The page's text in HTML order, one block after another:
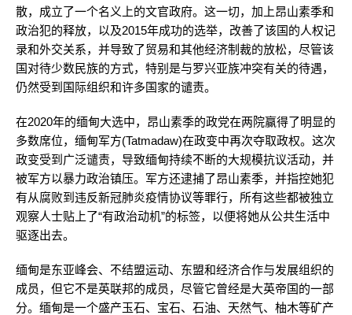
散，成立了一个名义上的文官政府。这一切，加上昂山素季和
政治犯的释放，以及2015年成功的选举，改善了该国的人权记
录和外交关系，并导致了贸易和其他经济制裁的放松，尽管该
国对待少数民族的方式，特别是与罗兴亚族冲突有关的待遇，
仍然受到国际组织和许多国家的谴责。
在2020年的缅甸大选中，昂山素季的政党在两院赢得了明显的
多数席位，缅甸军方(Tatmadaw)在政变中再次夺取政权。这次
政变受到广泛谴责，导致缅甸持续不断的大规模抗议活动，并
被军方以暴力政治镇压。军方还逮捕了昂山素季，并指控她犯
有从腐败到违反新冠肺炎疫情协议等罪行，所有这些都被独立
观察人士贴上了“有政治动机”的标签，以便将她从公共生活中
驱逐出去。
缅甸是东亚峰会、不结盟运动、东盟和经济合作与发展组织的
成员，但它不是英联邦的成员，尽管它曾经是大英帝国的一部
分。缅甸是一个盛产玉石、宝石、石油、天然气、柚木等矿产